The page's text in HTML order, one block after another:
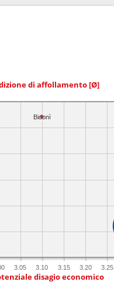
di affollamento [Ø]
3.05 3.10 3.15 3.20 3.25
Bidonì
disagio economico